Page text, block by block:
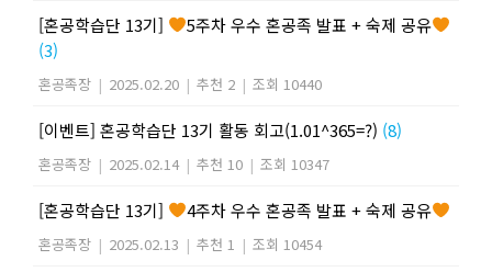
[혼공학습단 13기]
5주차 우수 혼공족 발표 + 숙제 공유
(3)
혼공족장 | 2025.02.20 | 추천 2 | 조회 10440
[이벤트] 혼공학습단 13기 활동 회고(1.01^365=?) (8)
혼공족장 | 2025.02.14 | 추천 10 | 조회 10347
[혼공학습단 13기] 4주차 우수 혼공족 발표 + 숙제 공유
혼공족장 | 2025.02.13 | 추천 1 | 조회 10454